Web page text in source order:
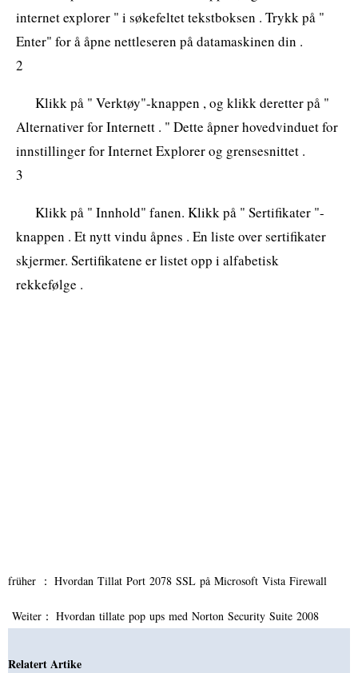
internet explorer " i søkefeltet tekstboksen . Trykk på "
Enter" for å åpne nettleseren på datamaskinen din .
2
Klikk på " Verktøy"-knappen , og klikk deretter på "
Alternativer for Internett . " Dette åpner hovedvinduet for
innstillinger for Internet Explorer og grensesnittet .
3
Klikk på " Innhold" fanen. Klikk på " Sertifikater "-
knappen . Et nytt vindu åpnes . En liste over sertifikater
skjermer. Sertifikatene er listet opp i alfabetisk
rekkefølge .
früher ： Hvordan Tillat Port 2078 SSL på Microsoft Vista Firewall
Weiter： Hvordan tillate pop ups med Norton Security Suite 2008
Relatert Artike